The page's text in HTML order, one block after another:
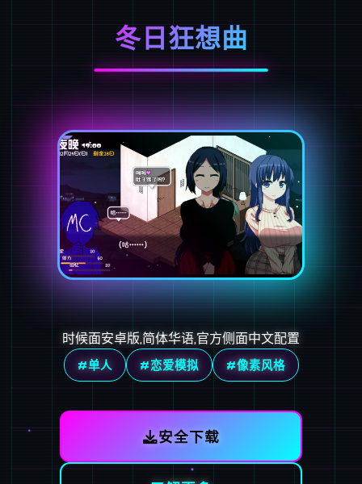
冬日狂想曲
时候面安卓版,简体华语,官方侧面中文配置
#单人 #恋爱模拟 #像素风格
安全下载